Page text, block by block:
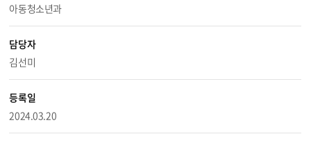
아동청소년과
담당자
김선미
등록일
2024.03.20